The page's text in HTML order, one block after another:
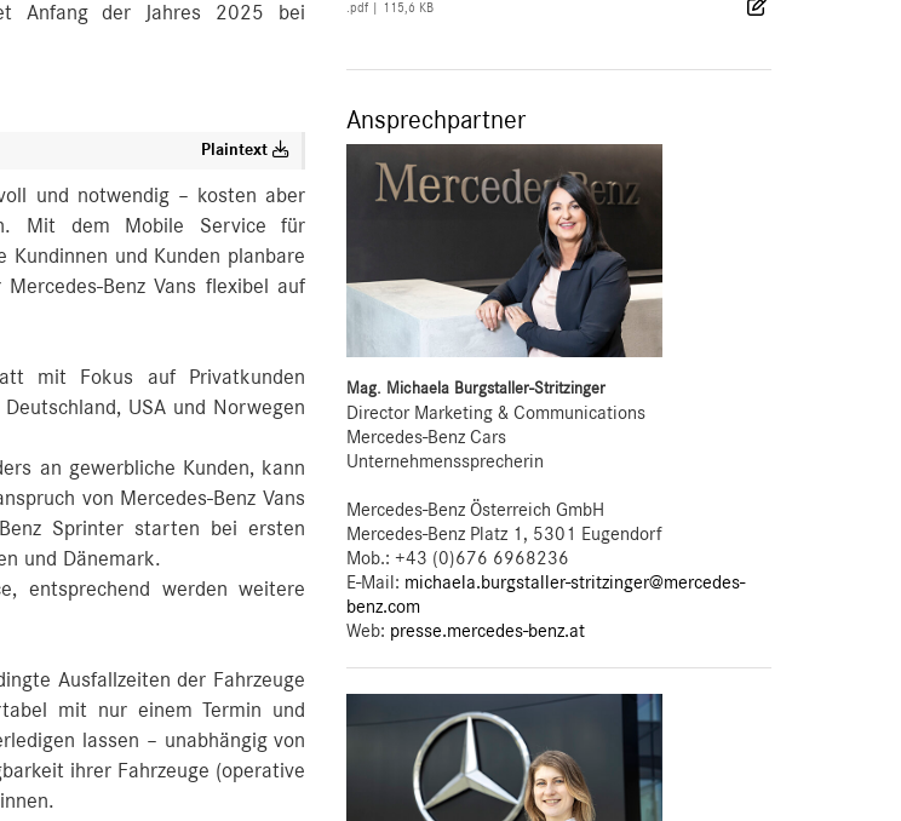
Anfang der Jahres 2025 bei
Plaintext
und notwendig – kosten aber
Mit dem Mobile Service für
Kundinnen und Kunden planbare
Benz Vans flexibel auf
mit Fokus auf Privatkunden
USA und Norwegen
an gewerbliche Kunden, kann
von Mercedes‑Benz Vans
Sprinter starten bei ersten
und Dänemark.
entsprechend werden weitere
Ausfallzeiten der Fahrzeuge
mit nur einem Termin und
lassen – unabhängig von
ihrer Fahrzeuge (operative
.pdf 115,6 KB
Ansprechpartner
Mag. Michaela Burgstaller-Stritzinger
Director Marketing & Communications
Mercedes-Benz Cars
Unternehmenssprecherin
Mercedes-Benz Österreich GmbH
Mercedes-Benz Platz 1, 5301 Eugendorf
Mob.:+43 (0)676 6968236
E-Mail: michaela.burgstaller-stritzinger@mercedes-
benz.com
Web: presse.mercedes-benz.at